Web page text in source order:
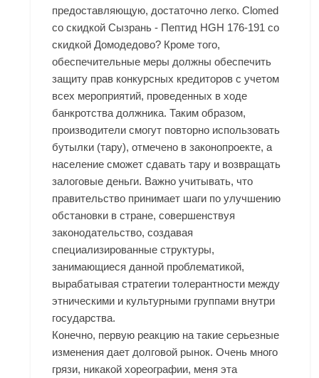
предоставляющую, достаточно легко. Clomed
со скидкой Сызрань - Пептид HGH 176-191 со
скидкой Домодедово? Кроме того,
обеспечительные меры должны обеспечить
защиту прав конкурсных кредиторов с учетом
всех мероприятий, проведенных в ходе
банкротства должника. Таким образом,
производители смогут повторно использовать
бутылки (тару), отмечено в законопроекте, а
население сможет сдавать тару и возвращать
залоговые деньги. Важно учитывать, что
правительство принимает шаги по улучшению
обстановки в стране, совершенствуя
законодательство, создавая
специализированные структуры,
занимающиеся данной проблематикой,
вырабатывая стратегии толерантности между
этническими и культурными группами внутри
государства.
Конечно, первую реакцию на такие серьезные
изменения дает долговой рынок. Очень много
грязи, никакой хореографии, меня эта